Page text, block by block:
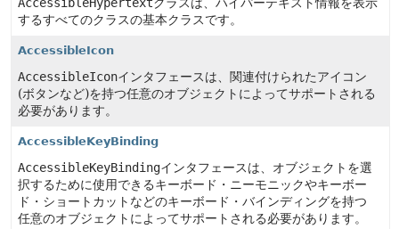
AccessibleHypertextクラスは、ハイパーテキスト情報を表示
するすべてのクラスの基本クラスです。
AccessibleIcon
AccessibleIconインタフェースは、関連付けられたアイコン
(ボタンなど)を持つ任意のオブジェクトによってサポートされる
必要があります。
AccessibleKeyBinding
AccessibleKeyBindingインタフェースは、オブジェクトを選
択するために使用できるキーボード・ニーモニックやキーボー
ド・ショートカットなどのキーボード・バインディングを持つ
任意のオブジェクトによってサポートされる必要があります。